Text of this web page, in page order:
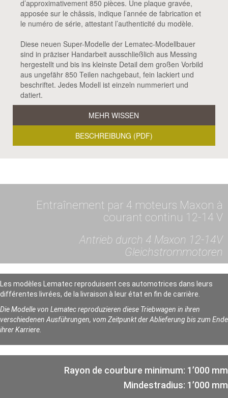
d’approximativement 850 pièces. Une plaque gravée,
apposée sur le châssis, indique l’année de fabrication et
le numéro de série, attestant l’authenticité du modèle.
Diese neuen Super-Modelle der Lematec-Modellbauer
sind in präziser Handarbeit ausschließlich aus Messing
hergestellt und bis ins kleinste Detail dem großen Vorbild
aus ungefähr 850 Teilen nachgebaut, fein lackiert und
beschriftet. Jedes Modell ist einzeln nummeriert und
datiert.
MEHR WISSEN
BESCHREIBUNG (PDF)
Entraînement par 4 moteurs Maxon à
courant continu 12-14 V
Antrieb durch 4 Maxon 12-14V
Gleichstrommotoren
Les modèles Lematec reproduisent ces automotrices dans leurs
différentes livrées, de la livraison à leur état en fin de carrière.
Die Modelle von Lematec reproduzieren diese Triebwagen in ihren
verschiedenen Ausführungen, vom Zeitpunkt der Ablieferung bis zum Ende
ihrer Karriere.
Rayon de courbure minimum: 1’000 mm
Mindestradius: 1’000 mm